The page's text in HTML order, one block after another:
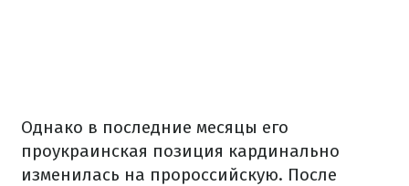
Однако в последние месяцы его
проукраинская позиция кардинально
изменилась на пророссийскую. После